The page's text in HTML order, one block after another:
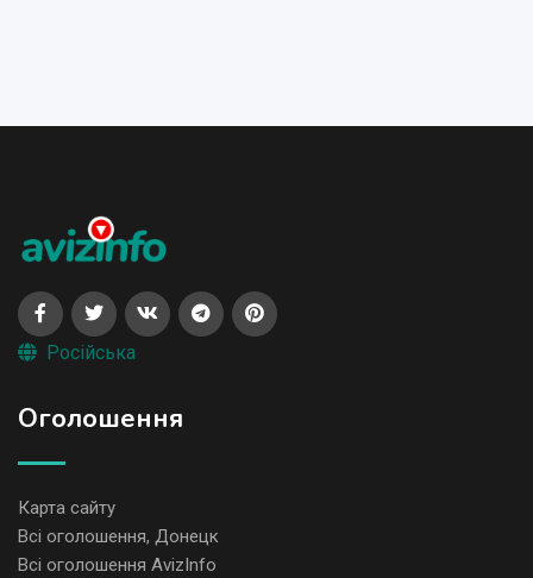
Російська
Оголошення
Карта сайту
Всі оголошення, Донецк
Всі оголошення AvizInfo